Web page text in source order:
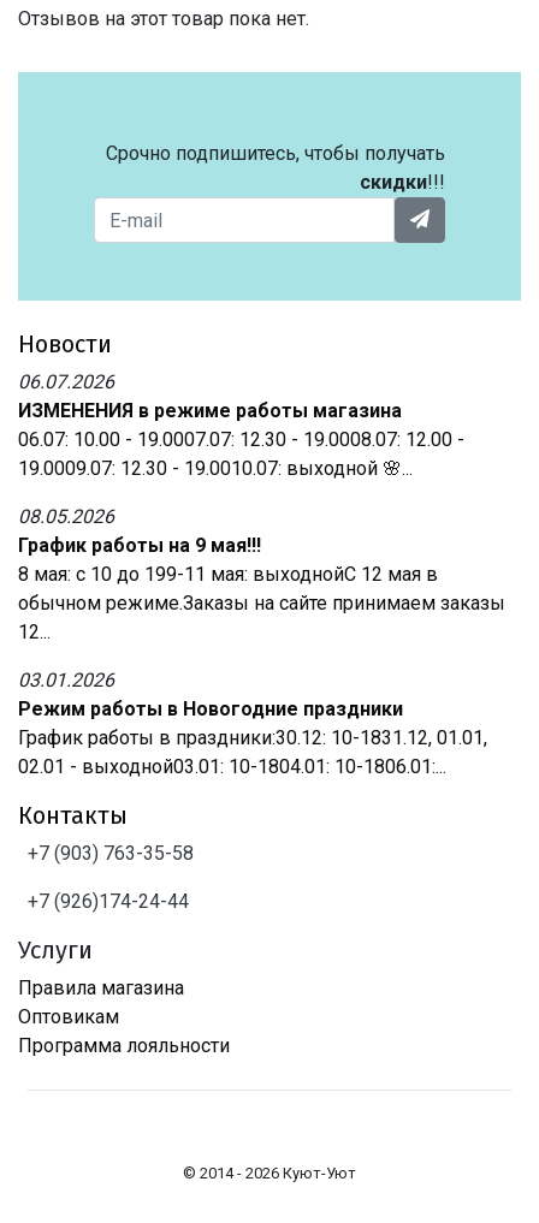
Отзывов на этот товар пока нет.
Срочно подпишитесь, чтобы получать
скидки!!!
Новости
06.07.2026
ИЗМЕНЕНИЯ в режиме работы магазина
06.07: 10.00 - 19.0007.07: 12.30 - 19.0008.07: 12.00 -
19.0009.07: 12.30 - 19.0010.07: выходной 🌸...
08.05.2026
График работы на 9 мая!!!
8 мая: с 10 до 199-11 мая: выходнойС 12 мая в
обычном режиме.Заказы на сайте принимаем заказы
12...
03.01.2026
Режим работы в Новогодние праздники
График работы в праздники:30.12: 10-1831.12, 01.01,
02.01 - выходной03.01: 10-1804.01: 10-1806.01:...
Контакты
+7 (903) 763-35-58
+7 (926)174-24-44
Услуги
Правила магазина
Оптовикам
Программа лояльности
© 2014 - 2026 Куют-Уют